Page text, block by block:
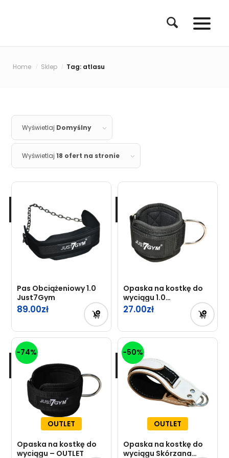
Home / Sklep / Tag: atlasu
Wyświetlaj Domyślny
Wyświetlaj18 ofert na stronie
Pas Obciążeniowy 1.0
Just7Gym
89.00
Opaska na kostkę do
wyciągu 1.0
Professional
27.00
-74%
Opaska na kostkę do
wyciągu – OUTLET
OUTLET
-50%
Opaska na kostkę do
wyciągu Skórzana
OUTLET